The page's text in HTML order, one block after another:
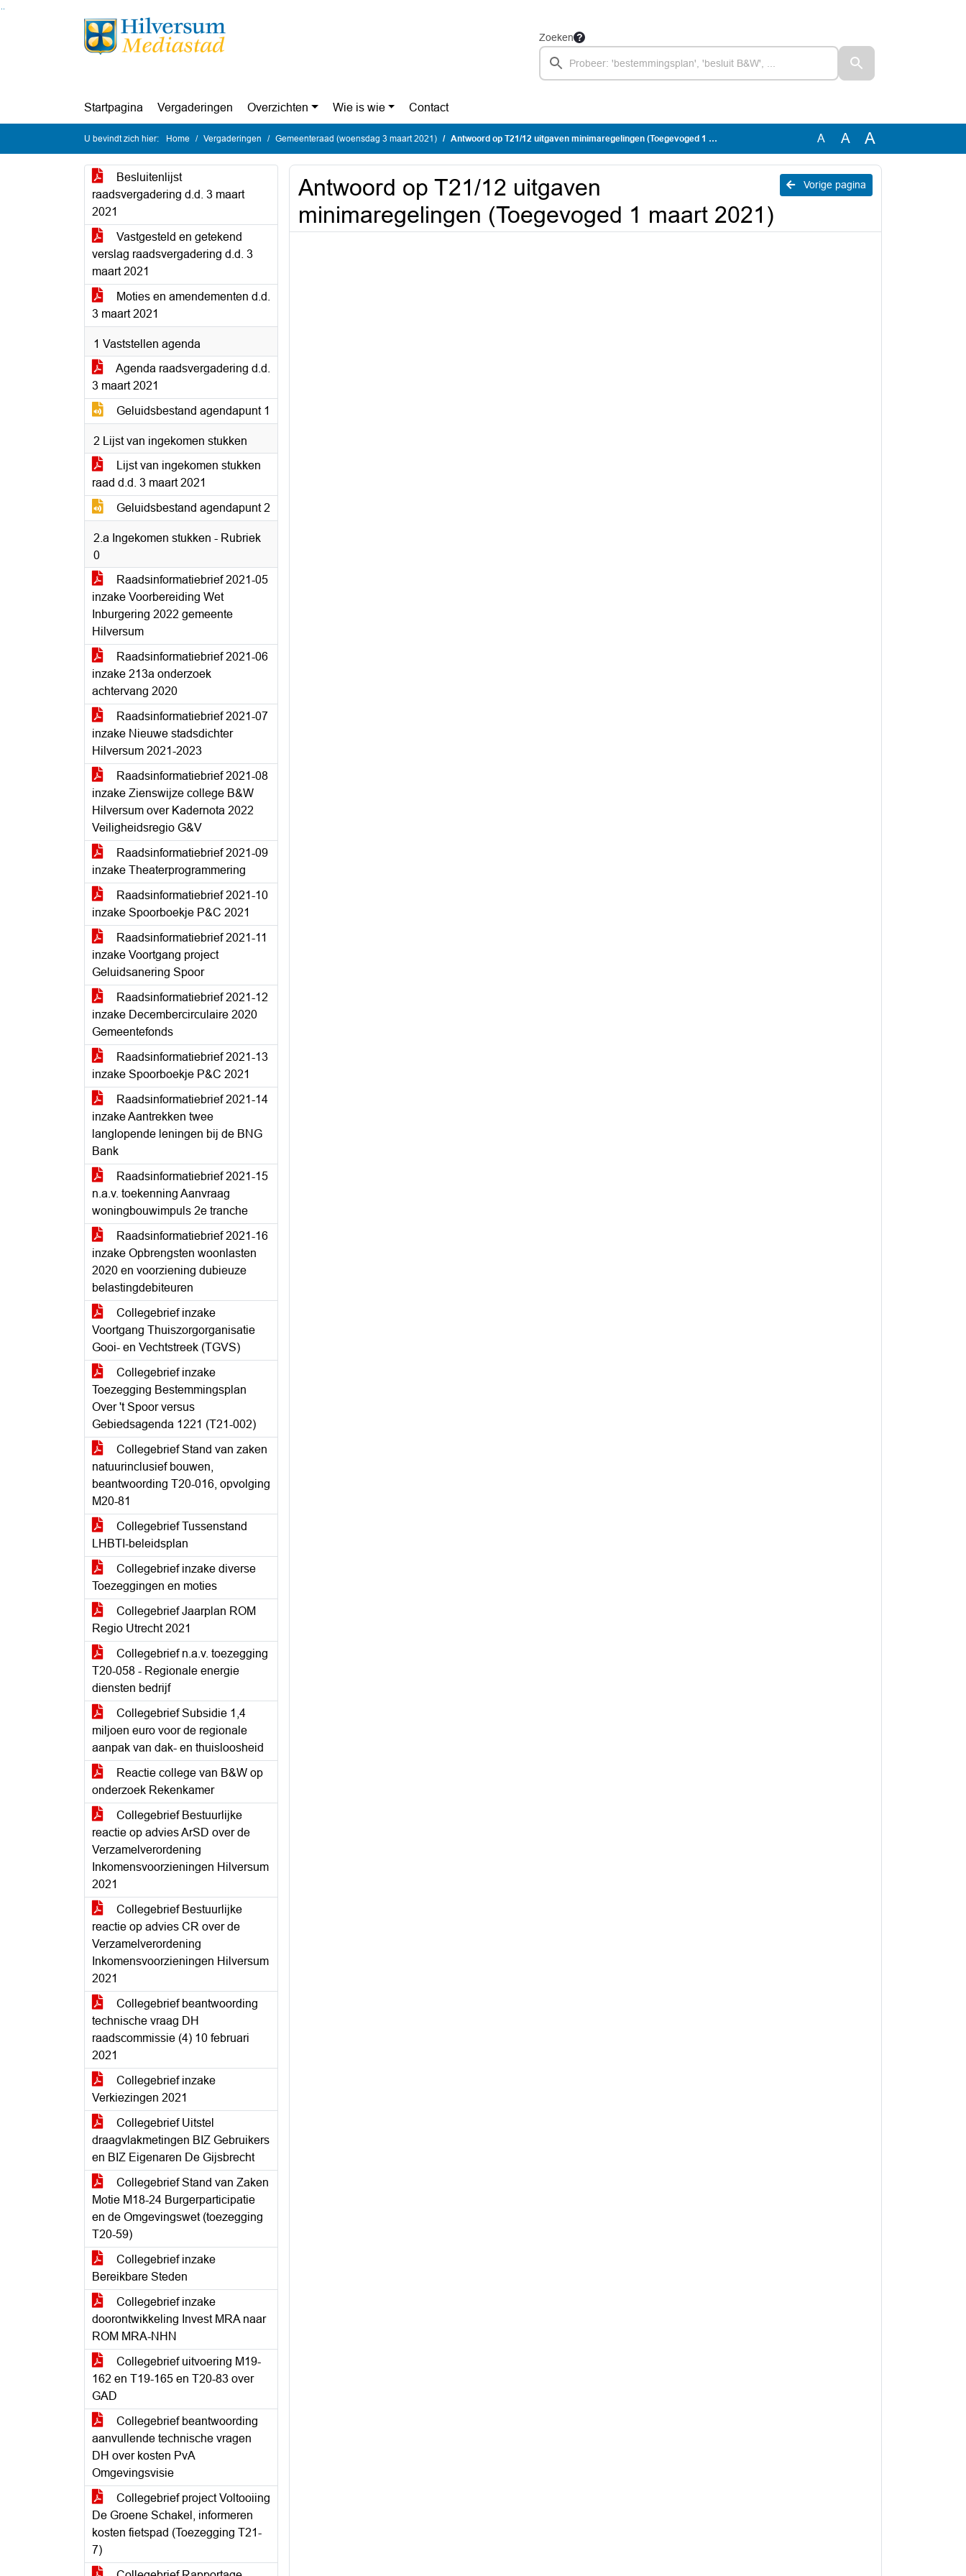
Ga naar de inhoud van deze pagina
Ga naar het zoeken
Ga naar het menu
Zoeken
Startpagina Vergaderingen Overzichten Wie is wie Contact
U bevindt zich hier: Home Vergaderingen Gemeenteraad (woensdag 3 maart 2021) Antwoord op T21/12 uitgaven minimaregelingen (Toegevoged 1 maart 2021) A A A
Besluitenlijst
raadsvergadering d.d. 3 maart
2021
Vastgesteld en getekend
verslag raadsvergadering d.d. 3
maart 2021
Moties en amendementen d.d.
3 maart 2021
1 Vaststellen agenda
Agenda raadsvergadering d.d.
3 maart 2021
Geluidsbestand agendapunt 1
2 Lijst van ingekomen stukken
Lijst van ingekomen stukken
raad d.d. 3 maart 2021
Geluidsbestand agendapunt 2
2.a Ingekomen stukken - Rubriek
0
Raadsinformatiebrief 2021-05
inzake Voorbereiding Wet
Inburgering 2022 gemeente
Hilversum
Raadsinformatiebrief 2021-06
inzake 213a onderzoek
achtervang 2020
Raadsinformatiebrief 2021-07
inzake Nieuwe stadsdichter
Hilversum 2021-2023
Raadsinformatiebrief 2021-08
inzake Zienswijze college B&W
Hilversum over Kadernota 2022
Veiligheidsregio G&V
Raadsinformatiebrief 2021-09
inzake Theaterprogrammering
Raadsinformatiebrief 2021-10
inzake Spoorboekje P&C 2021
Raadsinformatiebrief 2021-11
inzake Voortgang project
Geluidsanering Spoor
Raadsinformatiebrief 2021-12
inzake Decembercirculaire 2020
Gemeentefonds
Raadsinformatiebrief 2021-13
inzake Spoorboekje P&C 2021
Raadsinformatiebrief 2021-14
inzake Aantrekken twee
langlopende leningen bij de BNG
Bank
Raadsinformatiebrief 2021-15
n.a.v. toekenning Aanvraag
woningbouwimpuls 2e tranche
Raadsinformatiebrief 2021-16
inzake Opbrengsten woonlasten
2020 en voorziening dubieuze
belastingdebiteuren
Collegebrief inzake
Voortgang Thuiszorgorganisatie
Gooi- en Vechtstreek (TGVS)
Collegebrief inzake
Toezegging Bestemmingsplan
Over 't Spoor versus
Gebiedsagenda 1221 (T21-002)
Collegebrief Stand van zaken
natuurinclusief bouwen,
beantwoording T20-016, opvolging
M20-81
Collegebrief Tussenstand
LHBTI-beleidsplan
Collegebrief inzake diverse
Toezeggingen en moties
Collegebrief Jaarplan ROM
Regio Utrecht 2021
Collegebrief n.a.v. toezegging
T20-058 - Regionale energie
diensten bedrijf
Collegebrief Subsidie 1,4
miljoen euro voor de regionale
aanpak van dak- en thuisloosheid
Reactie college van B&W op
onderzoek Rekenkamer
Collegebrief Bestuurlijke
reactie op advies ArSD over de
Verzamelverordening
Inkomensvoorzieningen Hilversum
2021
Collegebrief Bestuurlijke
reactie op advies CR over de
Verzamelverordening
Inkomensvoorzieningen Hilversum
2021
Collegebrief beantwoording
technische vraag DH
raadscommissie (4) 10 februari
2021
Collegebrief inzake
Verkiezingen 2021
Collegebrief Uitstel
draagvlakmetingen BIZ Gebruikers
en BIZ Eigenaren De Gijsbrecht
Collegebrief Stand van Zaken
Motie M18-24 Burgerparticipatie
en de Omgevingswet (toezegging
T20-59)
Collegebrief inzake
Bereikbare Steden
Collegebrief inzake
doorontwikkeling Invest MRA naar
ROM MRA-NHN
Collegebrief uitvoering M19-
162 en T19-165 en T20-83 over
GAD
Collegebrief beantwoording
aanvullende technische vragen
DH over kosten PvA
Omgevingsvisie
Collegebrief project Voltooiing
De Groene Schakel, informeren
kosten fietspad (Toezegging T21-
7)
Vorige pagina
Antwoord op T21/12 uitgaven
minimaregelingen (Toegevoged 1 maart 2021)